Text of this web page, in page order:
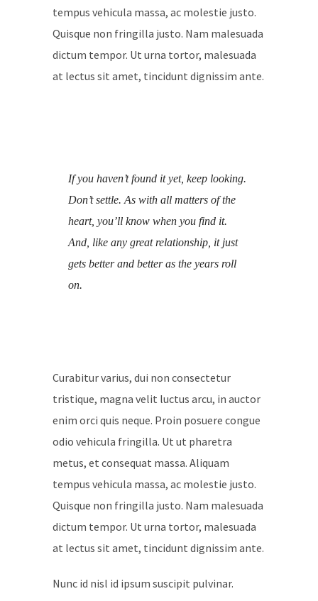
tempus vehicula massa, ac molestie justo.
Quisque non fringilla justo. Nam malesuada
dictum tempor. Ut urna tortor, malesuada
at lectus sit amet, tincidunt dignissim ante.
If you haven’t found it yet, keep looking.
Don’t settle. As with all matters of the
heart, you’ll know when you find it.
And, like any great relationship, it just
gets better and better as the years roll
on.
Curabitur varius, dui non consectetur
tristique, magna velit luctus arcu, in auctor
enim orci quis neque. Proin posuere congue
odio vehicula fringilla. Ut ut pharetra
metus, et consequat massa. Aliquam
tempus vehicula massa, ac molestie justo.
Quisque non fringilla justo. Nam malesuada
dictum tempor. Ut urna tortor, malesuada
at lectus sit amet, tincidunt dignissim ante.
Nunc id nisl id ipsum suscipit pulvinar.